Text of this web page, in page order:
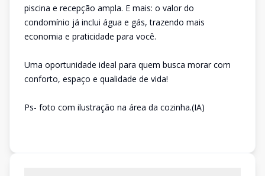
piscina e recepção ampla. E mais: o valor do
condomínio já inclui água e gás, trazendo mais
economia e praticidade para você.
Uma oportunidade ideal para quem busca morar com
conforto, espaço e qualidade de vida!
Ps- foto com ilustração na área da cozinha.(IA)